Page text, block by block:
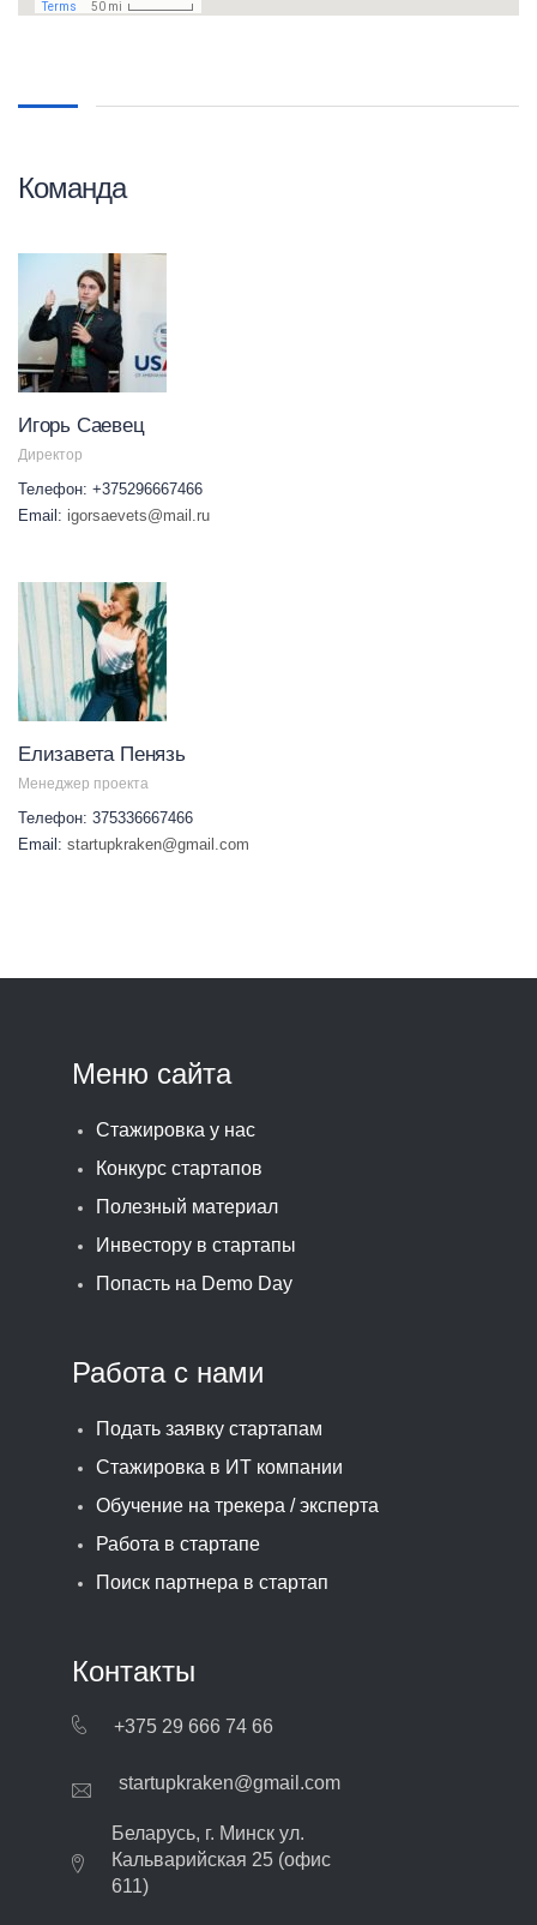
Команда
Игорь Саевец
Директор
Телефон: +375296667466
Email: igorsaevets@mail.ru
Елизавета Пенязь
Менеджер проекта
Телефон: 375336667466
Email: startupkraken@gmail.com
Меню сайта
Стажировка у нас
Конкурс стартапов
Полезный материал
Инвестору в стартапы
Попасть на Demo Day
Работа с нами
Подать заявку стартапам
Стажировка в ИТ компании
Обучение на трекера / эксперта
Работа в стартапе
Поиск партнера в стартап
Контакты
+375 29 666 74 66
startupkraken@gmail.com
Беларусь, г. Минск ул.
Кальварийская 25 (офис
611)